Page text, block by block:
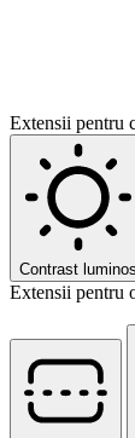
Extensii pentru
Contrast luminos
Extensii pentru